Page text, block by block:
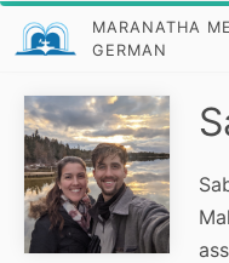
MARANATHA
GERMAN